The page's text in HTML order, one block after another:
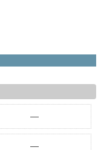
—
—